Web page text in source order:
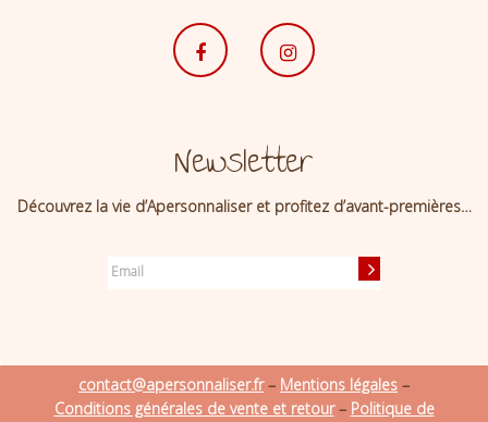
Newsletter
Découvrez la vie d’Apersonnaliser et profitez d’avant-premières…
contact@apersonnaliser.fr– Mentions légales –
Conditions générales de vente et retour– Politique de